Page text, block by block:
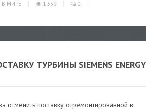
В МИРЕ 1 339 0
ТУРБИНЫ SIEMENS ENERGY
отменить поставку отремонтированной в